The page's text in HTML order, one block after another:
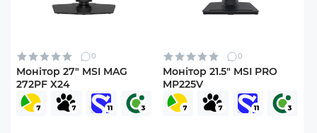
0
Монітор 27" MSI MAG
272PF X24
0
Монітор 21.5" MSI PRO
MP225V